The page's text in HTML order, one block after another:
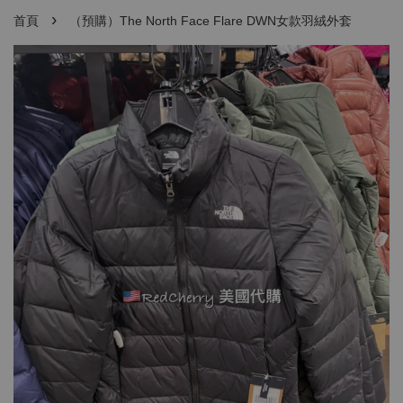
首頁 › （預購）The North Face Flare DWN女款羽絨外套